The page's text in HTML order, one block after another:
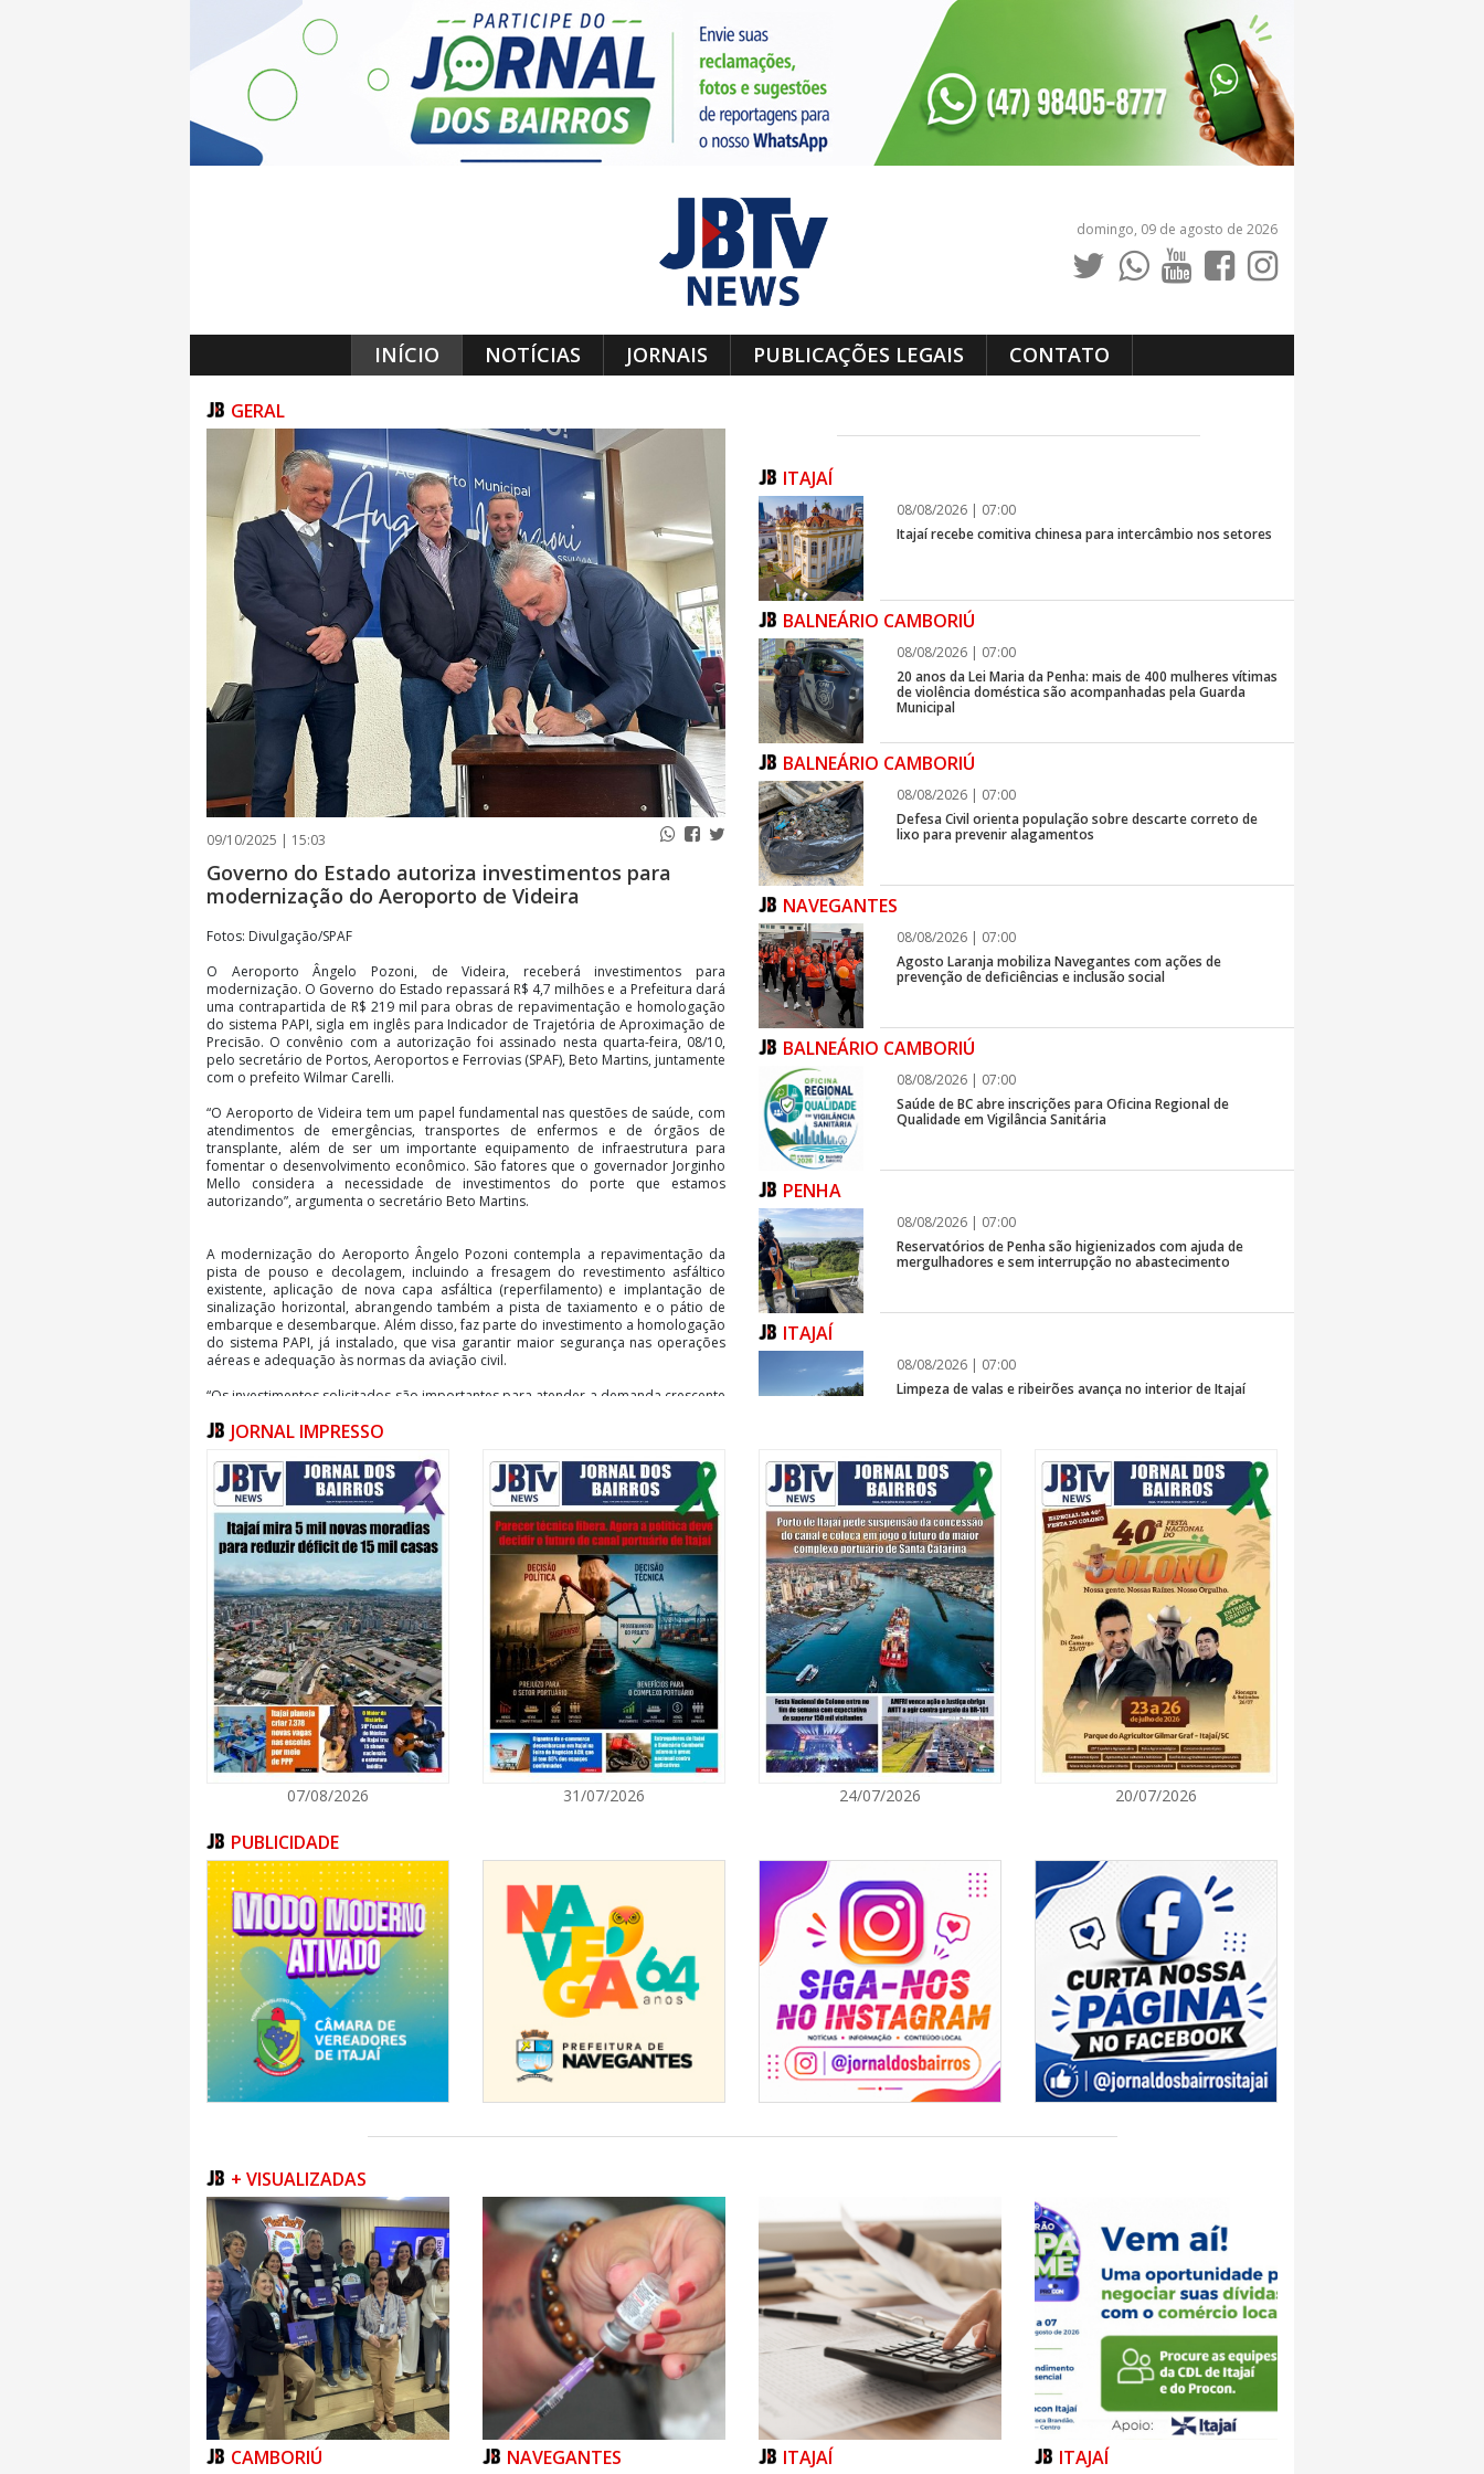
domingo, 09 de agosto de 2026
INÍCIO NOTÍCIAS JORNAIS PUBLICAÇÕES LEGAIS CONTATO
GERAL
09/10/2025 | 15:03
Governo do Estado autoriza investimentos para
modernização do Aeroporto de Videira
Fotos: Divulgação/SPAF
O Aeroporto Ângelo Pozoni, de Videira, receberá investimentos para
modernização. O Governo do Estado repassará R$ 4,7 milhões e a Prefeitura dará
uma contrapartida de R$ 219 mil para obras de repavimentação e homologação
do sistema PAPI, sigla em inglês para Indicador de Trajetória de Aproximação de
Precisão. O convênio com a autorização foi assinado nesta quarta-feira, 08/10,
pelo secretário de Portos, Aeroportos e Ferrovias (SPAF), Beto Martins, juntamente
com o prefeito Wilmar Carelli.
“O Aeroporto de Videira tem um papel fundamental nas questões de saúde, com
atendimentos de emergências, transportes de enfermos e de órgãos de
transplante, além de ser um importante equipamento de infraestrutura para
fomentar o desenvolvimento econômico. São fatores que o governador Jorginho
Mello considera a necessidade de investimentos do porte que estamos
autorizando”, argumenta o secretário Beto Martins.
A modernização do Aeroporto Ângelo Pozoni contempla a repavimentação da
pista de pouso e decolagem, incluindo a fresagem do revestimento asfáltico
existente, aplicação de nova capa asfáltica (reperfilamento) e implantação de
sinalização horizontal, abrangendo também a pista de taxiamento e o pátio de
embarque e desembarque. Além disso, faz parte do investimento a homologação
do sistema PAPI, já instalado, que visa garantir maior segurança nas operações
aéreas e adequação às normas da aviação civil.
“Os investimentos solicitados são importantes para atender a demanda crescente
75 anos e toda melhoria que é feita é uma grande conquista”, afirma o prefeito
O Aeroporto Ângelo Pozoni tem uma pista de 1.400 metros de comprimento com
23 metros de largura. É administrado pelo município que detém a subdelegação
feita pelo Estado.
Investimentos
Nos últimos dias a Secretaria de Portos, Aeroportos e Ferrovias já liberou R$ 13,2
milhões para investimentos nos Aeroportos de Dionísio Cerqueira, São Miguel do
Oeste e Xanxerê. Além de Videira, ainda anunciará outros R$ 3,6 milhões para
Concórdia, totalizando mais de R$ 21 milhões para os cinco aeroportos.
ITAJAÍ
08/08/2026 | 07:00
Itajaí recebe comitiva chinesa para intercâmbio nos setores
BALNEÁRIO CAMBORIÚ
08/08/2026 | 07:00
20 anos da Lei Maria da Penha: mais de 400 mulheres vítimas
de violência doméstica são acompanhadas pela Guarda
Municipal
BALNEÁRIO CAMBORIÚ
08/08/2026 | 07:00
Defesa Civil orienta população sobre descarte correto de
lixo para prevenir alagamentos
NAVEGANTES
08/08/2026 | 07:00
Agosto Laranja mobiliza Navegantes com ações de
prevenção de deficiências e inclusão social
BALNEÁRIO CAMBORIÚ
08/08/2026 | 07:00
Saúde de BC abre inscrições para Oficina Regional de
Qualidade em Vigilância Sanitária
PENHA
08/08/2026 | 07:00
Reservatórios de Penha são higienizados com ajuda de
mergulhadores e sem interrupção no abastecimento
ITAJAÍ
08/08/2026 | 07:00
Limpeza de valas e ribeirões avança no interior de Itajaí
ITAJAÍ
08/08/2026 | 07:00
8º Capoezade promove semana de oficinas gratuitas e
atividades culturais em Itajaí
GERAL
08/08/2026 | 07:00
Univali e Câmara de Vereadores de Itajaí reúnem
especialistas para discutir políticas públicas e inovação
BALNEÁRIO CAMBORIÚ
08/08/2026 | 07:00
BALNEÁRIO CAMBORIÚ
08/08/2026 | 07:00
Setor judicial de medicamentos de BC estará fechado nos
dias 10 e 11 de agosto para realização de inventário
JORNAL IMPRESSO
07/08/2026 31/07/2026 24/07/2026 20/07/2026
PUBLICIDADE
+ VISUALIZADAS
CAMBORIÚ NAVEGANTES ITAJAÍ ITAJAÍ